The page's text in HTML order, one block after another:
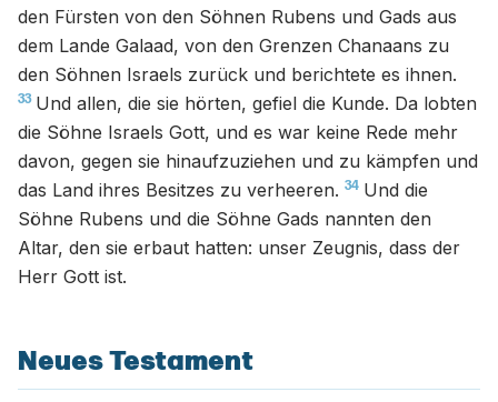
den Fürsten von den Söhnen Rubens und Gads aus
dem Lande Galaad, von den Grenzen Chanaans zu
den Söhnen Israels zurück und berichtete es ihnen.
33 Und allen, die sie hörten, gefiel die Kunde. Da lobten
die Söhne Israels Gott, und es war keine Rede mehr
davon, gegen sie hinaufzuziehen und zu kämpfen und
das Land ihres Besitzes zu verheeren. 34 Und die
Söhne Rubens und die Söhne Gads nannten den
Altar, den sie erbaut hatten: unser Zeugnis, dass der
Herr Gott ist.
Neues Testament